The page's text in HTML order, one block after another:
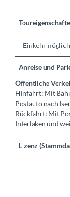
Anreise und
Öffentliche
Hinfahrt: Mit
Postauto nach
Rückfahrt: Mit
Interlaken und
Lizenz